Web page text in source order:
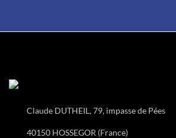
Claude DUTHEIL, 79, impasse de Pées
40150 HOSSEGOR (France)